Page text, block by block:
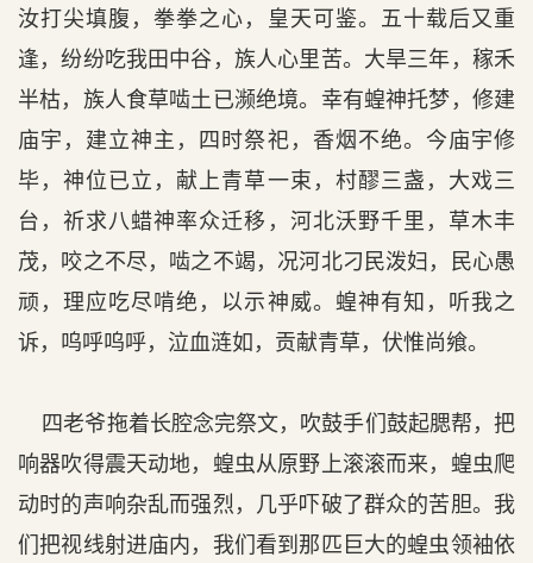
汝打尖填腹，拳拳之心，皇天可鉴。五十载后又重
逢，纷纷吃我田中谷，族人心里苦。大旱三年，稼禾
半枯，族人食草啮土已濒绝境。幸有蝗神托梦，修建
庙宇，建立神主，四时祭祀，香烟不绝。今庙宇修
毕，神位已立，献上青草一束，村醪三盏，大戏三
台，祈求八蜡神率众迁移，河北沃野千里，草木丰
茂，咬之不尽，啮之不竭，况河北刁民泼妇，民心愚
顽，理应吃尽啃绝，以示神威。蝗神有知，听我之
诉，呜呼呜呼，泣血涟如，贡献青草，伏惟尚飨。
四老爷拖着长腔念完祭文，吹鼓手们鼓起腮帮，把
响器吹得震天动地，蝗虫从原野上滚滚而来，蝗虫爬
动时的声响杂乱而强烈，几乎吓破了群众的苦胆。我
们把视线射进庙内，我们看到那匹巨大的蝗虫领袖依